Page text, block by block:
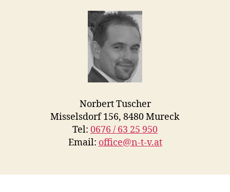
Norbert Tuscher
Misselsdorf 156, 8480 Mureck
Tel: 0676 / 63 25 950
Email: office@n-t-v.at